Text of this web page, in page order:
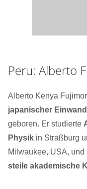
Peru: Alberto
Alberto Kenya
japanischer
geboren. Er studierte
Physik in Straßburg
Milwaukee, USA,
steile akademische